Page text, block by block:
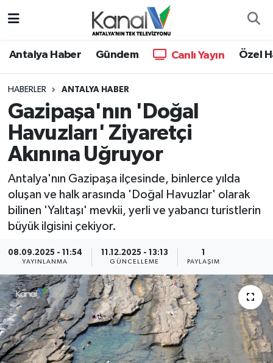
Antalya Haber Gündem Canlı Yayın Özel
HABERLER ANTALYA HABER
Gazipaşa'nın 'Doğal
Havuzları' Ziyaretçi
Akınına Uğruyor
Antalya'nın Gazipaşa ilçesinde, binlerce yılda
oluşan ve halk arasında 'Doğal Havuzlar' olarak
bilinen 'Yalıtaşı' mevkii, yerli ve yabancı turistlerin
büyük ilgisini çekiyor.
08.09.2025 - 11:54
YAYINLANMA
11.12.2025 - 13:13
GÜNCELLEME
1
PAYLAŞIM
Antalya Haber
Dünya
Eğitim
Gündem
Günün Manşetleri
Haber Kuşakları
Haberler
KANALV Spor
Kültür Sanat
Hava Durumu
Trafik Durumu
Süper Lig Puan Durumu ve Fikstür
Son Dakika Haberleri
Haber Arşivi